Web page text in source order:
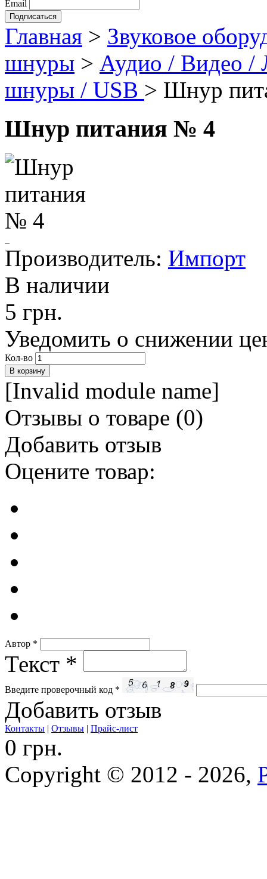
Email
Главная > Звуковое
шнуры > Аудио / Видео /
шнуры / USB > Шнур
Шнур питания № 4
Производитель: Импорт
В наличии
5 грн.
Уведомить о снижении
Кол-во
[Invalid module name]
Отзывы о товаре (0)
Добавить отзыв
Оцените товар:
Автор *
Текст *
Введите проверочный код *
Добавить отзыв
Контакты | Отзывы | Прайс-лист
0 грн.
Copyright © 2012 - 2026,